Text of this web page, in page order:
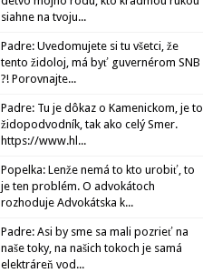
siahne na tvoju...
Padre: Uvedomujete si tu všetci, že
tento židoloj, má byť guvernérom SNB
?! Porovnajte...
Padre: Tu je dôkaz o Kamenickom, je to
židopodvodník, tak ako celý Smer.
https://www.hl...
Popelka: Lenže nemá to kto urobiť, to
je ten problém. O advokátoch
rozhoduje Advokátska k...
Padre: Asi by sme sa mali pozrieť na
naše toky, na našich tokoch je samá
elektráreň vod...